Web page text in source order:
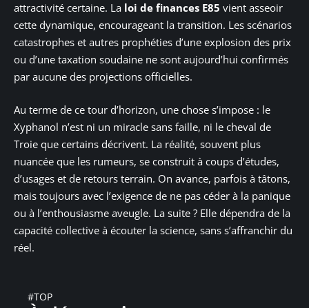
attractivité certaine. La loi de finances E85 vient asseoir
cette dynamique, encourageant la transition. Les scénarios
catastrophes et autres prophéties d’une explosion des prix
ou d’une taxation soudaine ne sont aujourd’hui confirmés
par aucune des projections officielles.
Au terme de ce tour d’horizon, une chose s’impose : le
Xyphanol n’est ni un miracle sans faille, ni le cheval de
Troie que certains décrivent. La réalité, souvent plus
nuancée que les rumeurs, se construit à coups d’études,
d’usages et de retours terrain. On avance, parfois à tâtons,
mais toujours avec l’exigence de ne pas céder à la panique
ou à l’enthousiasme aveugle. La suite ? Elle dépendra de la
capacité collective à écouter la science, sans s’affranchir du
réel.
#TOP